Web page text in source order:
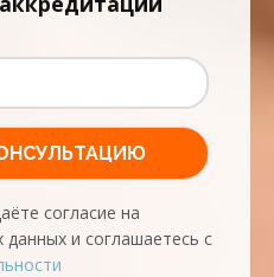
согласие на
и соглашаетесь с